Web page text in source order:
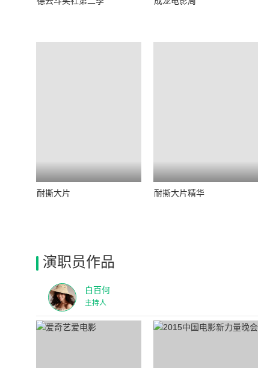
耐撕大片 耐撕大片精华
演职员作品
白百何
主持人